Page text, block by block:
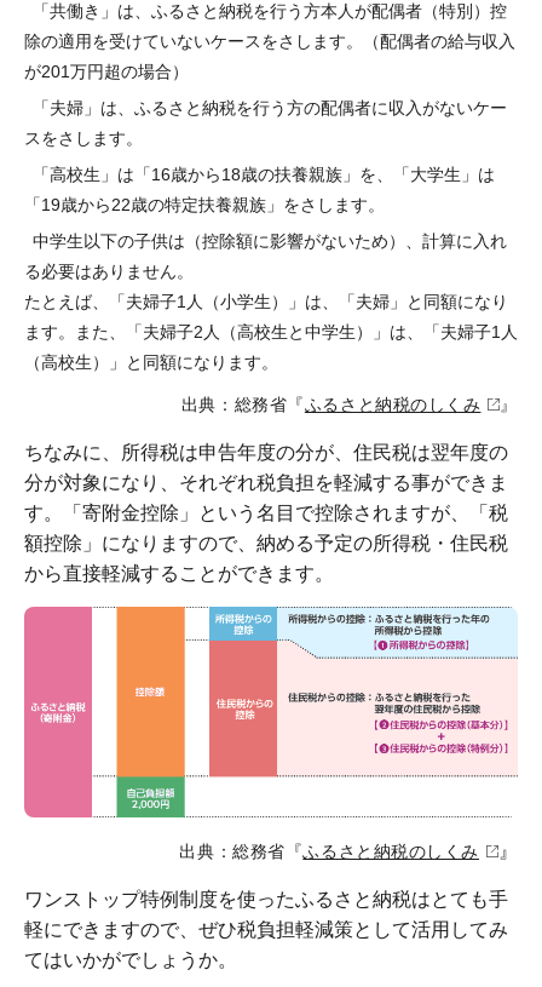
「共働き」は、ふるさと納税を行う方本人が配偶者（特別）控
除の適用を受けていないケースをさします。（配偶者の給与収入
が201万円超の場合）
「夫婦」は、ふるさと納税を行う方の配偶者に収入がないケー
スをさします。
「高校生」は「16歳から18歳の扶養親族」を、「大学生」は
「19歳から22歳の特定扶養親族」をさします。
中学生以下の子供は（控除額に影響がないため）、計算に入れ
る必要はありません。
たとえば、「夫婦子1人（小学生）」は、「夫婦」と同額になり
ます。また、「夫婦子2人（高校生と中学生）」は、「夫婦子1人
（高校生）」と同額になります。
出典：総務省『ふるさと納税のしくみ 』
ちなみに、所得税は申告年度の分が、住民税は翌年度の
分が対象になり、それぞれ税負担を軽減する事ができま
す。「寄附金控除」という名目で控除されますが、「税
額控除」になりますので、納める予定の所得税・住民税
から直接軽減することができます。
出典：総務省『ふるさと納税のしくみ 』
ワンストップ特例制度を使ったふるさと納税はとても手
軽にできますので、ぜひ税負担軽減策として活用してみ
てはいかがでしょうか。